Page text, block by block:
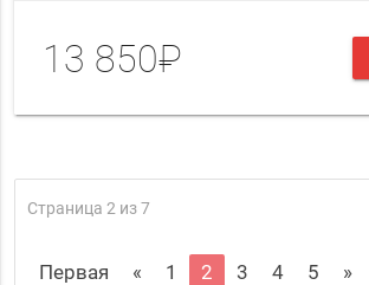
13 850₽
Страница 2 из 7
Первая « 1 2 3 4 5 »